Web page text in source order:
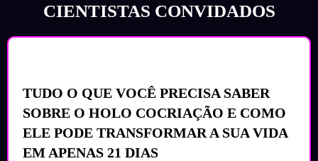
CIENTISTAS CONVIDADOS
TUDO O QUE VOCÊ PRECISA SABER
SOBRE O HOLO COCRIAÇÃO E COMO
ELE PODE TRANSFORMAR A SUA VIDA
EM APENAS 21 DIAS